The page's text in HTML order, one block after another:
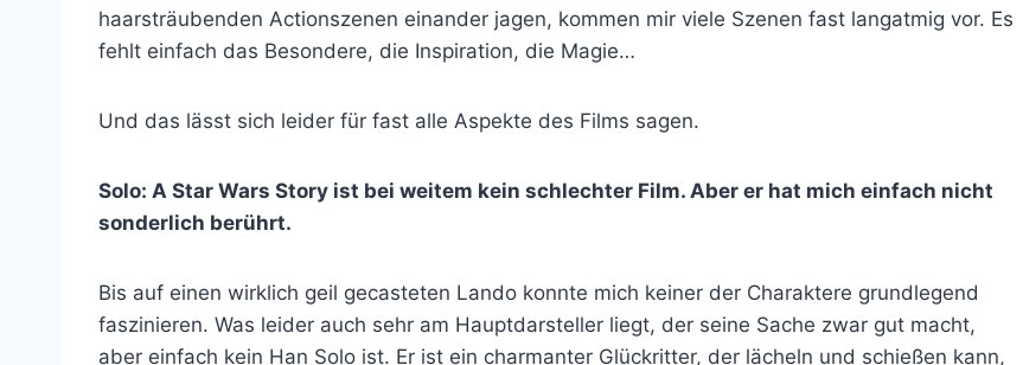
haarsträubenden Actionszenen einander jagen, kommen mir viele Szenen fast langatmig vor. Es
fehlt einfach das Besondere, die Inspiration, die Magie…
Und das lässt sich leider für fast alle Aspekte des Films sagen.
Solo: A Star Wars Story ist bei weitem kein schlechter Film. Aber er hat mich einfach nicht
sonderlich berührt.
Bis auf einen wirklich geil gecasteten Lando konnte mich keiner der Charaktere grundlegend
faszinieren. Was leider auch sehr am Hauptdarsteller liegt, der seine Sache zwar gut macht,
aber einfach kein Han Solo ist. Er ist ein charmanter Glückritter, der lächeln und schießen kann,